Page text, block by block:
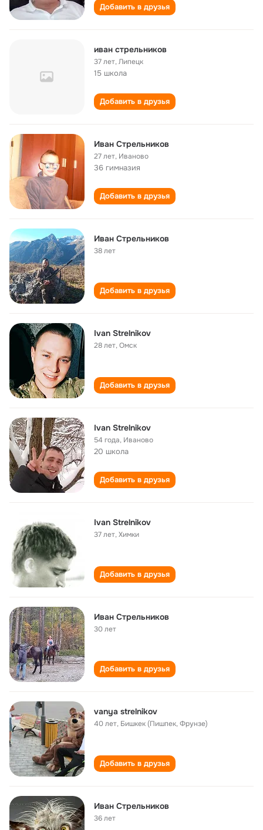
Добавить в друзья
иван стрельников
37 лет,Липецк
15 школа
Добавить в друзья
Иван Стрельников
27 лет, Иваново
36 гимназия
Добавить в друзья
Иван Стрельников
38 лет
Добавить в друзья
Ivan Strelnikov
28 лет,Омск
Добавить в друзья
Ivan Strelnikov
54 года, Иваново
20 школа
Добавить в друзья
Ivan Strelnikov
37 лет,Химки
Добавить в друзья
Иван Стрельников
30 лет
Добавить в друзья
vanya strelnikov
40 лет, Бишкек (Пишпек, Фрунзе)
Добавить в друзья
Иван Стрельников
36 лет